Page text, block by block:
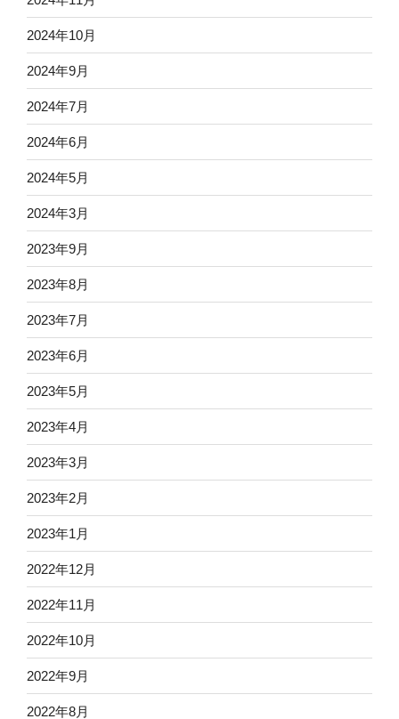
2024年10月
2024年9月
2024年7月
2024年6月
2024年5月
2024年3月
2023年9月
2023年8月
2023年7月
2023年6月
2023年5月
2023年4月
2023年3月
2023年2月
2023年1月
2022年12月
2022年11月
2022年10月
2022年9月
2022年8月